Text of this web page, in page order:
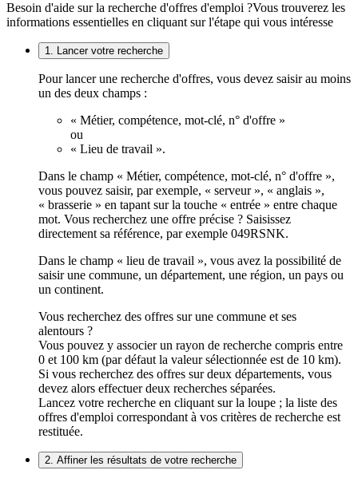
Besoin d'aide sur la recherche d'offres d'emploi ?Vous trouverez les
informations essentielles en cliquant sur l'étape qui vous intéresse
1. Lancer votre recherche
Pour lancer une recherche d'offres, vous devez saisir au moins
un des deux champs :
« Métier, compétence, mot-clé, n° d'offre »
ou
« Lieu de travail ».
Dans le champ « Métier, compétence, mot-clé, n° d'offre »,
vous pouvez saisir, par exemple, « serveur », « anglais »,
« brasserie » en tapant sur la touche « entrée » entre chaque
mot. Vous recherchez une offre précise ? Saisissez
directement sa référence, par exemple 049RSNK.
Dans le champ « lieu de travail », vous avez la possibilité de
saisir une commune, un département, une région, un pays ou
un continent.
Vous recherchez des offres sur une commune et ses
alentours ?
Vous pouvez y associer un rayon de recherche compris entre
0 et 100 km (par défaut la valeur sélectionnée est de 10 km).
Si vous recherchez des offres sur deux départements, vous
devez alors effectuer deux recherches séparées.
Lancez votre recherche en cliquant sur la loupe ; la liste des
offres d'emploi correspondant à vos critères de recherche est
restituée.
2. Affiner les résultats de votre recherche